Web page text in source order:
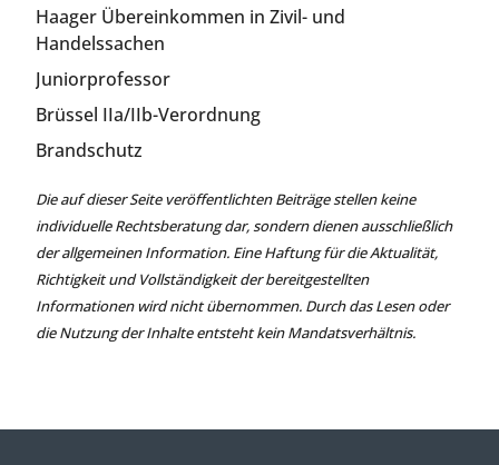
Haager Übereinkommen in Zivil- und
Handelssachen
Juniorprofessor
Brüssel IIa/IIb-Verordnung
Brandschutz
Die auf dieser Seite veröffentlichten Beiträge stellen keine
individuelle Rechtsberatung dar, sondern dienen ausschließlich
der allgemeinen Information. Eine Haftung für die Aktualität,
Richtigkeit und Vollständigkeit der bereitgestellten
Informationen wird nicht übernommen. Durch das Lesen oder
die Nutzung der Inhalte entsteht kein Mandatsverhältnis.